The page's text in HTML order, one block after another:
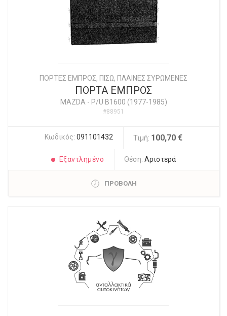
ΠΟΡΤΕΣ ΕΜΠΡΟΣ, ΠΙΣΩ, ΠΛΑΙΝΕΣ ΣΥΡΩΜΕΝΕΣ
ΠΟΡΤΑ ΕΜΠΡΟΣ
MAZDA- P/U B1600 (1977-1985)
#88951
Κωδικός: 091101432 Τιμή: 100,70 €
Εξαντλημένο Θέση:Αριστερά
ΠΡΟΒΟΛΗ